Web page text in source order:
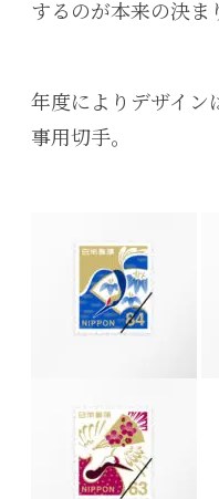
するのが本来の決ま
年度によりデザイン
事用切手。